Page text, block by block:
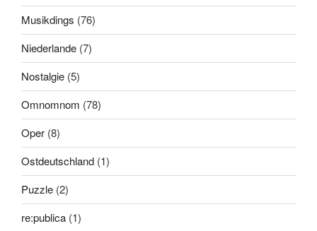
Musikdings (76)
Niederlande (7)
Nostalgie (5)
Omnomnom (78)
Oper (8)
Ostdeutschland (1)
Puzzle (2)
re:publica (1)